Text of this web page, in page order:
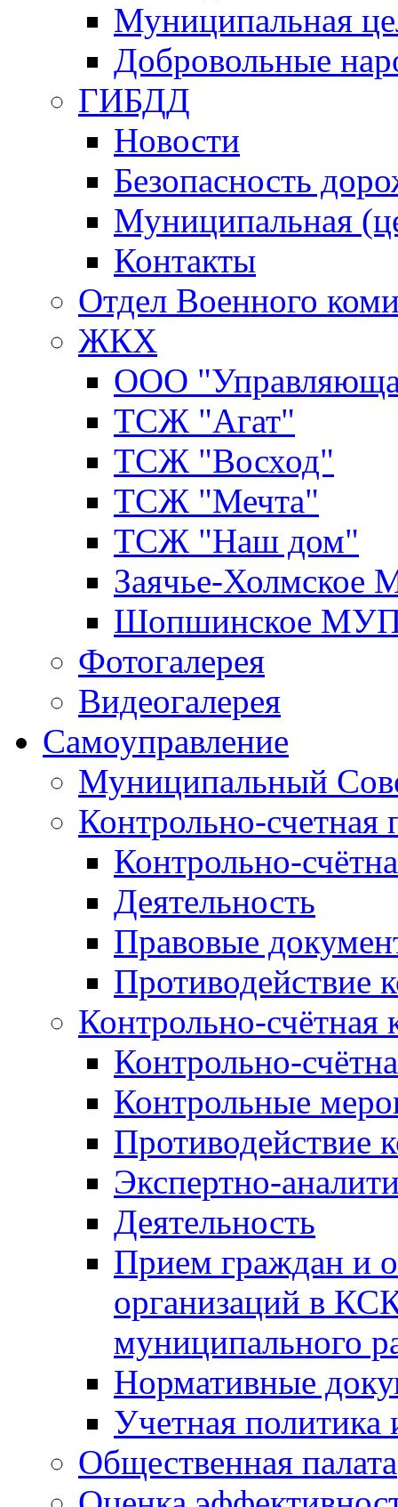
Муниципальная
Добровольные
ГИБДД
Новости
Безопасность
Муниципальная
Контакты
Отдел Военного
ЖКХ
ООО
ТСЖ "Агат"
ТСЖ "Восход"
ТСЖ "Мечта"
ТСЖ "Наш дом"
Заячье-
Шопшинское
Фотогалерея
Видеогалерея
Самоуправление
Муниципальный
Контрольно-счетная
Контрольно-
Деятельность
Правовые
Противодействие
Контрольно-счётная
Контрольно-
Контрольные
Противодействие
Экспертно-
Деятельность
Прием граждан и
организаций в
муниципального
Нормативные
Учетная политика
Общественная палата